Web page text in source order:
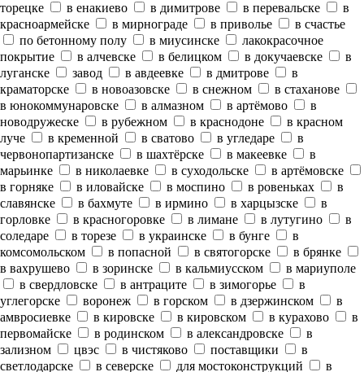
торецке
в енакиево в димитрове в перевальске
в
красноармейске
в мирнограде в приволье
в счастье
по бетонному полу
в миусинске
лакокрасочное
покрытие
в алчевске в белицком в докучаевске
в
луганске
завод в авдеевке в дмитрове
в
краматорске
в новоазовске в снежном
в стаханове
в юнокоммунаровске
в алмазном в артёмово
в
новодружеске
в рубежном в краснодоне
в красном
луче
в кременной в сватово в угледаре
в
червонопартизанске
в шахтёрске в макеевке
в
марьинке
в николаевке в суходольске
в артёмовске
в горняке
в иловайске в моспино в ровеньках
в
славянске
в бахмуте в ирмино в харцызске
в
горловке
в красногоровке в лимане в лутугино
в
соледаре
в торезе в украинске в бунге
в
комсомольском
в попасной в святогорске
в брянке
в вахрушево
в зоринске в кальмиусском
в мариуполе
в свердловске
в антраците в зимогорье
в
углегорске
воронеж в горском в дзержинском
в
амвросиевке
в кировске в кировском в курахово
в
первомайске
в родинском в александровске
в
зализном
цвэс в чистяково поставщики
в
светлодарске
в северске для мостоконструкций в